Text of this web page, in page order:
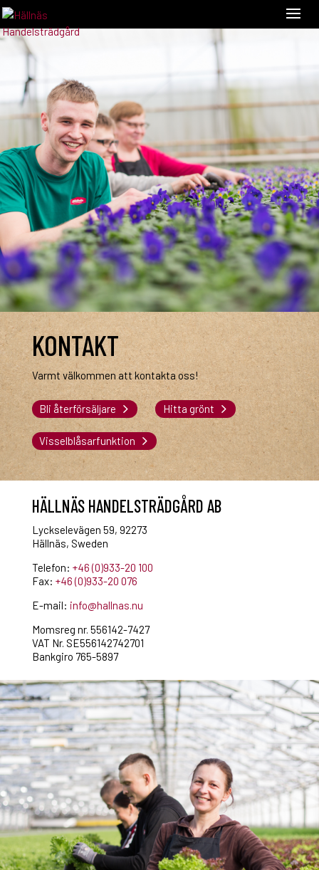
KONTAKT
Varmt välkommen att kontakta oss!
Bli återförsäljare Hitta grönt
Visselblåsarfunktion
HÄLLNÄS HANDELSTRÄDGÅRD AB
Lyckselevägen 59, 92273
Hällnäs, Sweden
Telefon: +46 (0)933-20 100
Fax: +46 (0)933-20 076
E-mail: info@hallnas.nu
Momsreg nr. 556142-7427
VAT Nr. SE556142742701
Bankgiro 765-5897